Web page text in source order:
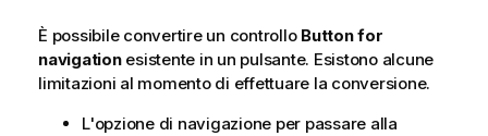
È possibile convertire un controllo Button for
navigationesistente in un pulsante. Esistono alcune
limitazioni al momento di effettuare la conversione.
L'opzione di navigazione per passare alla